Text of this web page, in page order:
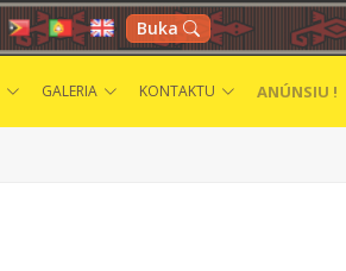
Buka
GALERIA KONTAKTU ANÚNSIU !